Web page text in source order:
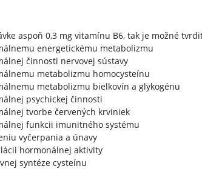
aspoň 0,3 mg vitamínu B6, tak je možné
energetickému metabolizmu
činnosti nervovej sústavy
metabolizmu homocysteínu
metabolizmu bielkovín a glykogénu
psychickej činnosti
tvorbe červených krviniek
funkcii imunitného systému
vyčerpania a únavy
hormonálnej aktivity
syntéze cysteínu